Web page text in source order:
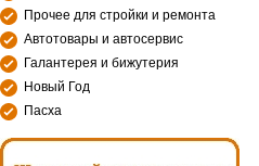
Прочее для стройки и ремонта
Автотовары и автосервис
Галантерея и бижутерия
Новый Год
Пасха